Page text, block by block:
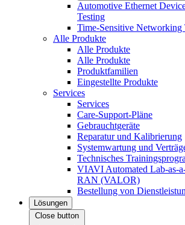
Automotive Ethernet
Testing
Time-Sensitive Networking
Alle Produkte
Alle Produkte
Alle Produkte
Produktfamilien
Eingestellte Produkte
Services
Services
Care-Support-Pläne
Gebrauchtgeräte
Reparatur und Kalibrierung
Systemwartung und
Technisches
VIAVI Automated Lab-as-
RAN (VALOR)
Bestellung von
Lösungen
Close button